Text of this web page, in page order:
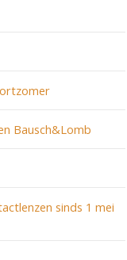
Bausch&Lomb
sinds 1 mei